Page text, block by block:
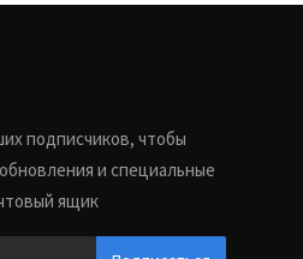
подписчиков, чтобы
и специальные
ящик